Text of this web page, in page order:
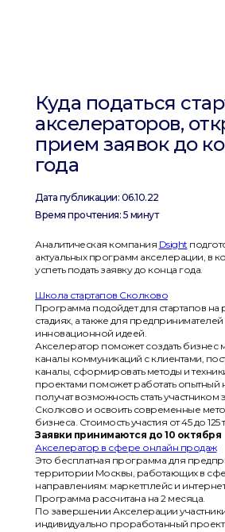
Куда податься
акселераторов,
прием заявок до
года
Дата публикации: 06.10.22
Время прочтения: 5 минут
Аналитическая компания Dsight
актуальных программ акселерации, в
успеть подать заявку до конца года.
Школа стартапов Сколково
Программа подойдет для стартапов на
стадиях, а также для
инновационной идеей.
Акселератор поможет создать бизнес
каналы коммуникаций с клиентами,
каналы, сформировать методы и
проектами поможет работать опытный
получат возможность стать участником
Сколково и освоить современные
бизнеса. Стоимость участия от 45 до
Заявки принимаются до 10 октября
Акселератор в сфере онлайн продаж
Это бесплатная программа для
территории Москвы, работающих в
направлениям: маркетплейс и
Программа рассчитана на 2 месяца.
По завершении Акселерации
индивидуально проработанный